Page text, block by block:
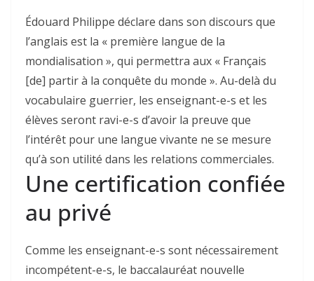
Édouard Philippe déclare dans son discours que
l’anglais est la « première langue de la
mondialisation », qui permettra aux « Français
[de] partir à la conquête du monde ». Au-delà du
vocabulaire guerrier, les enseignant-e-s et les
élèves seront ravi-e-s d’avoir la preuve que
l’intérêt pour une langue vivante ne se mesure
qu’à son utilité dans les relations commerciales.
Une certification confiée
au privé
Comme les enseignant-e-s sont nécessairement
incompétent-e-s, le baccalauréat nouvelle